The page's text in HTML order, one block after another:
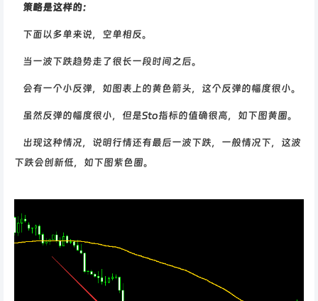
策略是这样的：
下面以多单来说，空单相反。
当一波下跌趋势走了很长一段时间之后。
会有一个小反弹，如图表上的黄色箭头，这个反弹的幅度很小。
虽然反弹的幅度很小，但是Sto指标的值确很高，如下图黄圈。
出现这种情况，说明行情还有最后一波下跌，一般情况下，这波
下跌会创新低，如下图紫色圈。